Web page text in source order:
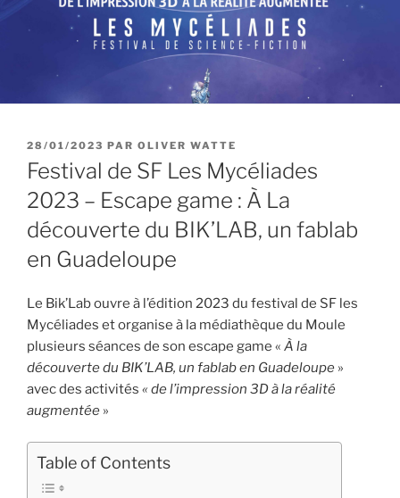
PUBLIÉ
LE
28/01/2023 PAR OLIVER WATTE
Festival de SF Les Mycéliades
2023 – Escape game : À La
découverte du BIK’LAB, un fablab
en Guadeloupe
Le Bik’Lab ouvre à l’édition 2023 du festival de SF les
Mycéliades et organise à la médiathèque du Moule
plusieurs séances de son escape game « À la
découverte du BIK’LAB, un fablab en Guadeloupe »
avec des activités « de l’impression 3D à la réalité
augmentée »
Table of Contents